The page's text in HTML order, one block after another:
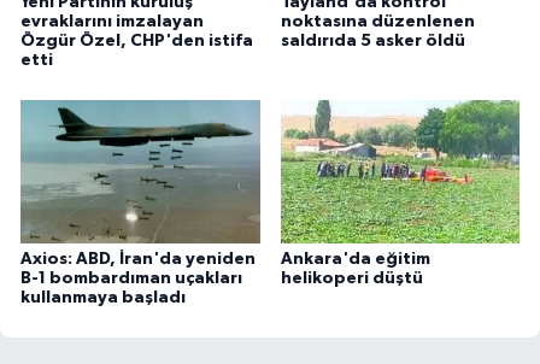
evraklarını imzalayan
Özgür Özel, CHP'den istifa
etti
noktasına düzenlenen
saldırıda 5 asker öldü
Axios: ABD, İran'da yeniden
B-1 bombardıman uçakları
kullanmaya başladı
Ankara'da eğitim
helikoperi düştü